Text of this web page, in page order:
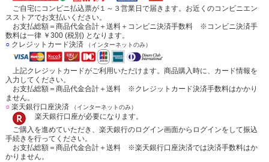
ご自宅にコンビニ払込票が１～３営業日で届きます。お近くのコンビニエン
スストアでお支払いください。
お支払総額＝商品代金合計＋送料＋コンビニ決済手数料 ※コンビニ決済手
数料は一律 ￥300 (税別) となります。
○クレジットカード決済 （インターネットのみ）
上記クレジットカードがご利用いただけます。商品購入時に、カード情報を
入力してください。
お支払総額＝商品代金合計＋送料 ※クレジットカード決済手数料はかかり
ません。
○楽天銀行口座決済 （インターネットのみ）
楽天銀行口座が必要になります。
ご購入を進めていただき、楽天銀行のログイン画面からログインをして振込
手続きを行ってください。
お支払総額＝商品代金合計＋送料 ※楽天銀行口座決済では決済手数料はか
かりません。